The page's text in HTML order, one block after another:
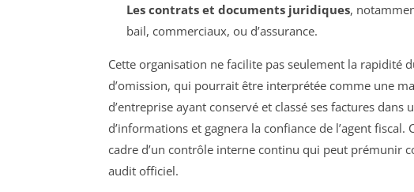
Les contrats et documents juridiques,
bail, commerciaux, ou d’assurance.
Cette organisation ne facilite pas seulement la rapidité
d’omission, qui pourrait être interprétée comme une
d’entreprise ayant conservé et classé ses factures
d’informations et gagnera la confiance de l’agent
cadre d’un contrôle interne continu qui peut prémunir
audit officiel.